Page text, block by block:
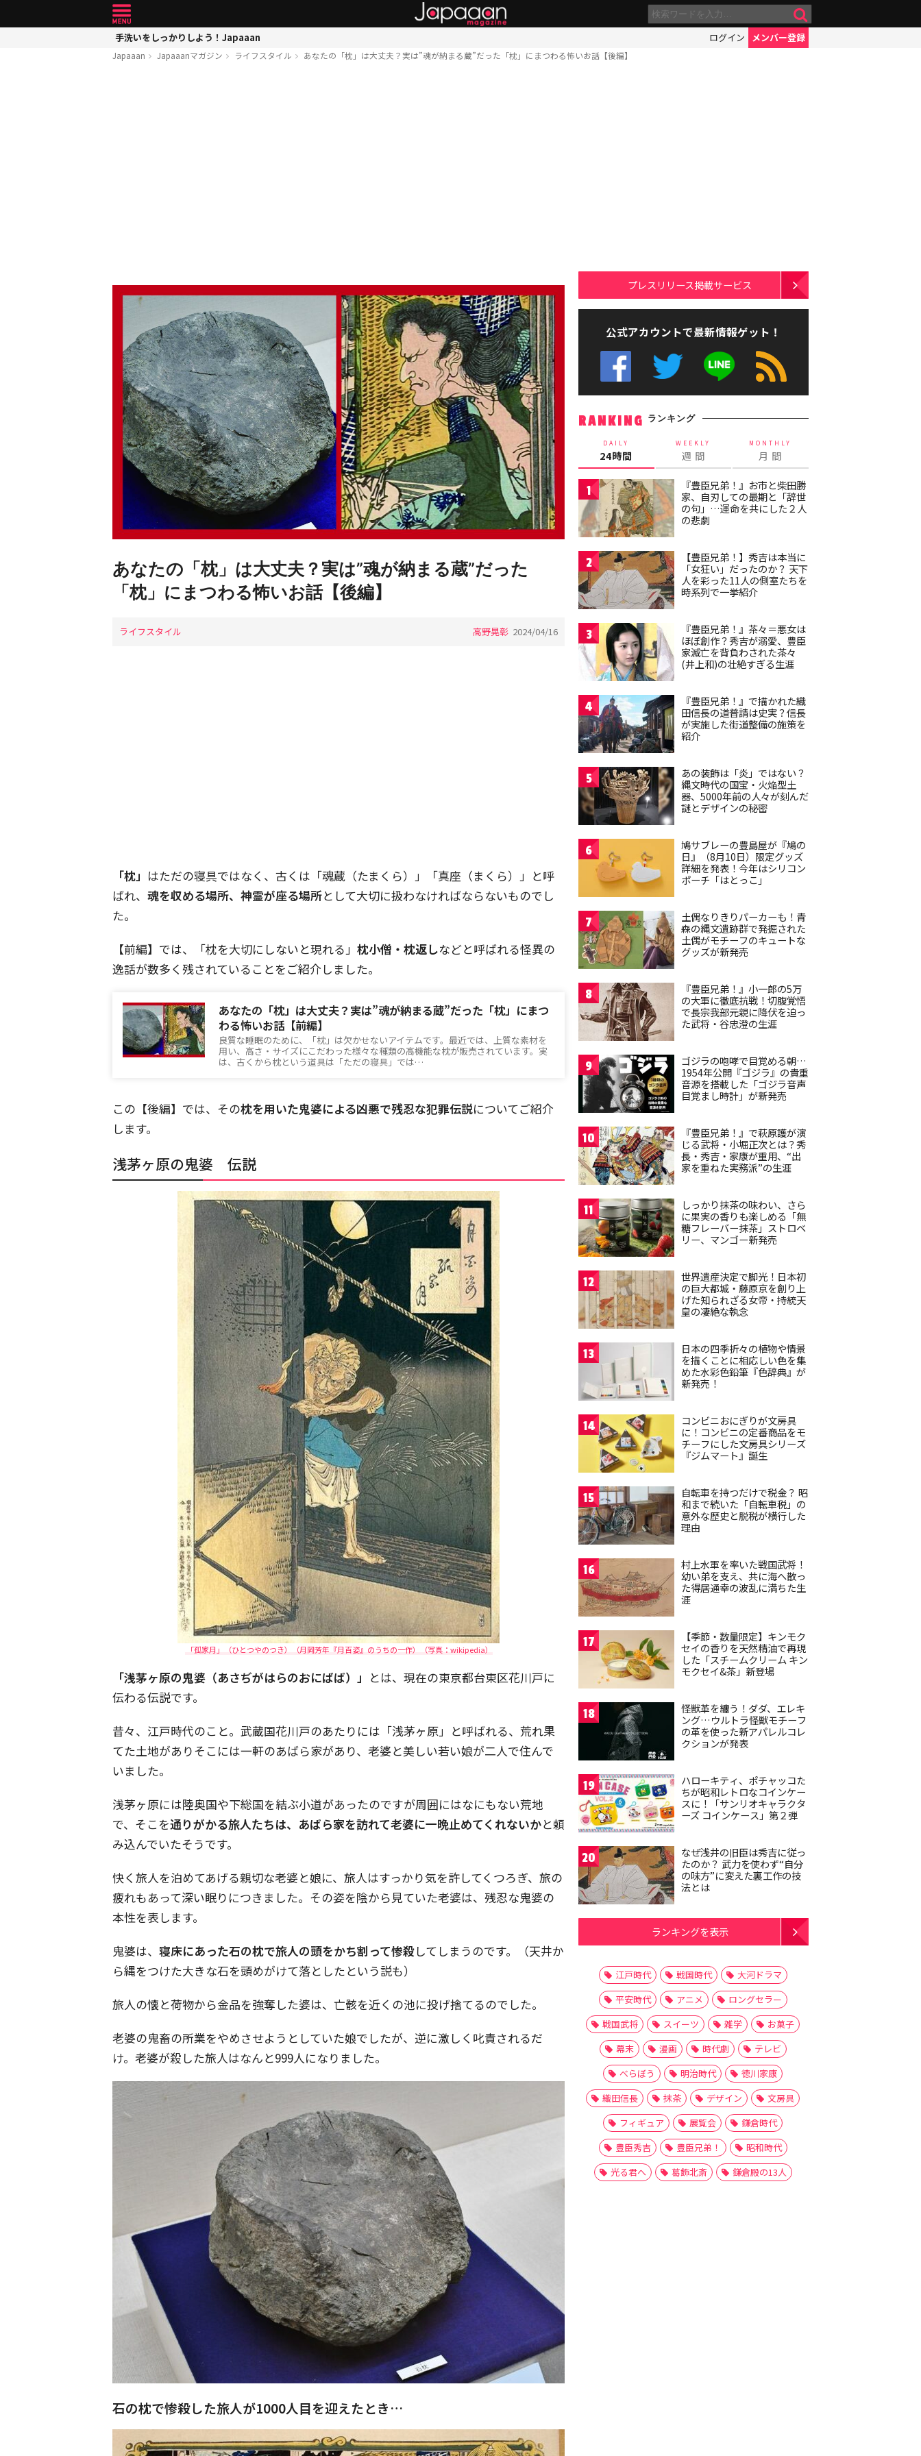
手洗いをしっかりしよう！Japaaan ログイン メンバー登録
Japaaan Japaaanマガジン ライフスタイル あなたの「枕」は大丈夫？実は”魂が納まる蔵”だった「枕」にまつわる怖いお話【後編】
あなたの「枕」は大丈夫？実は”魂が納まる蔵”だった
「枕」にまつわる怖いお話【後編】
ライフスタイル 高野晃彰 2024/04/16
「枕」 はただの寝具ではなく、古くは「魂蔵（たまくら）」「真座（まくら）」と呼
ばれ、 魂を収める場所、神霊が座る場所として大切に扱わなければならないものでし
た。
【前編】では、「枕を大切にしないと現れる」 枕小僧・枕返しなどと呼ばれる怪異の
逸話が数多く残されていることをご紹介しました。
あなたの「枕」は大丈夫？実は”魂が納まる蔵”だった「枕」にまつ
わる怖いお話【前編】
良質な睡眠のために、「枕」は欠かせないアイテムです。最近では、上質な素材を
用い、高さ・サイズにこだわった様々な種類の高機能な枕が販売されています。実
は、古くから枕という道具は「ただの寝具」では…
この【後編】では、その枕を用いた鬼婆による凶悪で残忍な犯罪伝説についてご紹介
します。
浅茅ヶ原の鬼婆 伝説
「孤家月」（ひとつやのつき）（月岡芳年『月百姿』のうちの一作）（写真：wikipedia）
「浅茅ヶ原の鬼婆（あさぢがはらのおにばば）」 とは、現在の東京都台東区花川戸に
伝わる伝説です。
昔々、江戸時代のこと。武蔵国花川戸のあたりには「浅茅ヶ原」と呼ばれる、荒れ果
てた土地がありそこには一軒のあばら家があり、老婆と美しい若い娘が二人で住んで
いました。
浅茅ヶ原には陸奥国や下総国を結ぶ小道があったのですが周囲にはなにもない荒地
で、そこを通りがかる旅人たちは、あばら家を訪れて老婆に一晩止めてくれないかと頼
み込んでいたそうです。
快く旅人を泊めてあげる親切な老婆と娘に、旅人はすっかり気を許してくつろぎ、旅の
疲れもあって深い眠りにつきました。その姿を陰から見ていた老婆は、残忍な鬼婆の
本性を表します。
鬼婆は、 寝床にあった石の枕で旅人の頭をかち割って惨殺してしまうのです。（天井か
ら縄をつけた大きな石を頭めがけて落としたという説も）
旅人の懐と荷物から金品を強奪した婆は、亡骸を近くの池に投げ捨てるのでした。
老婆の鬼畜の所業をやめさせようとしていた娘でしたが、逆に激しく叱責されるだ
け。老婆が殺した旅人はなんと999人になりました。
石の枕で惨殺した旅人が1000人目を迎えたとき…
プレスリリース掲載サービス
公式アカウントで最新情報ゲット！
RANKING ランキング
DAILY
24時間
WEEKLY
週 間
MONTHLY
月 間
1
『豊臣兄弟！』お市と柴田勝
家、自刃しての最期と「辞世
の句」…運命を共にした２人
の悲劇
2
【豊臣兄弟！】秀吉は本当に
「女狂い」だったのか？ 天下
人を彩った11人の側室たちを
時系列で一挙紹介
3
『豊臣兄弟！』茶々＝悪女は
ほぼ創作？秀吉が溺愛、豊臣
家滅亡を背負わされた茶々
(井上和)の壮絶すぎる生涯
4
『豊臣兄弟！』で描かれた織
田信長の道普請は史実？信長
が実施した街道整備の施策を
紹介
5
あの装飾は「炎」ではない？
縄文時代の国宝・火焔型土
器、5000年前の人々が刻んだ
謎とデザインの秘密
6
鳩サブレーの豊島屋が『鳩の
日』（8月10日）限定グッズ
詳細を発表！今年はシリコン
ポーチ「はとっこ」
7
土偶なりきりパーカーも！青
森の縄文遺跡群で発掘された
土偶がモチーフのキュートな
グッズが新発売
8
『豊臣兄弟！』小一郎の5万
の大軍に徹底抗戦！切腹覚悟
で長宗我部元親に降伏を迫っ
た武将・谷忠澄の生涯
9
ゴジラの咆哮で目覚める朝…
1954年公開『ゴジラ』の貴重
音源を搭載した「ゴジラ音声
目覚まし時計」が新発売
10
『豊臣兄弟！』で萩原護が演
じる武将・小堀正次とは？秀
長・秀吉・家康が重用、“出
家を重ねた実務派”の生涯
11
しっかり抹茶の味わい、さら
に果実の香りも楽しめる「無
糖フレーバー抹茶」ストロベ
リー、マンゴー新発売
12
世界遺産決定で脚光！日本初
の巨大都城・藤原京を創り上
げた知られざる女帝・持統天
皇の凄絶な執念
13
日本の四季折々の植物や情景
を描くことに相応しい色を集
めた水彩色鉛筆『色辞典』が
新発売！
14
コンビニおにぎりが文房具
に！コンビニの定番商品をモ
チーフにした文房具シリーズ
『ジムマート』誕生
15
自転車を持つだけで税金？ 昭
和まで続いた「自転車税」の
意外な歴史と脱税が横行した
理由
16
村上水軍を率いた戦国武将！
幼い弟を支え、共に海へ散っ
た得居通幸の波乱に満ちた生
涯
17
【季節・数量限定】キンモク
セイの香りを天然精油で再現
した「スチームクリーム キン
モクセイ&茶」新登場
18
怪獣革を纏う！ダダ、エレキ
ング…ウルトラ怪獣モチーフ
の革を使った新アパレルコレ
クションが発表
19
ハローキティ、ポチャッコた
ちが昭和レトロなコインケー
スに！「サンリオキャラクタ
ーズ コインケース」第２弾
20
なぜ浅井の旧臣は秀吉に従っ
たのか？ 武力を使わず“自分
の味方”に変えた裏工作の技
法とは
ランキングを表示
江戸時代 戦国時代
大河ドラマ
平安時代
アニメ
ロングセラー
戦国武将
スイーツ 雑学
お菓子
幕末
漫画 時代劇
テレビ
べらぼう
明治時代
徳川家康
織田信長
抹茶 デザイン
文房具
フィギュア
展覧会
鎌倉時代
豊臣秀吉
豊臣兄弟！
昭和時代
光る君へ
葛飾北斎 鎌倉殿の13人